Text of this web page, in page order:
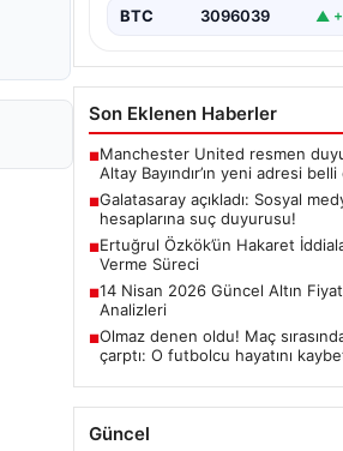
BTC 3096039 ▲
Son Eklenen Haberler
■Manchester United resmen
Altay Bayındır’ın yeni adresi
■Galatasaray açıkladı: Sosyal
hesaplarına suç duyurusu!
■Ertuğrul Özkök’ün Hakaret
Verme Süreci
■14 Nisan 2026 Güncel Altın
Analizleri
■Olmaz denen oldu! Maç sırasında
çarptı: O futbolcu hayatını
Güncel